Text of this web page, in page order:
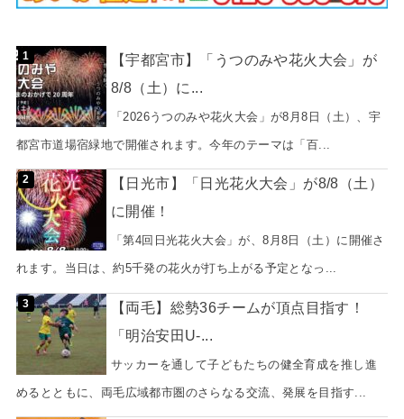
【宇都宮市】「うつのみや花火大会」が
8/8（土）に...
「2026うつのみや花火大会」が8月8日（土）、宇
都宮市道場宿緑地で開催されます。今年のテーマは「百...
【日光市】「日光花火大会」が8/8（土）
に開催！
「第4回日光花火大会」が、8月8日（土）に開催さ
れます。当日は、約5千発の花火が打ち上がる予定となっ...
【両毛】総勢36チームが頂点目指す！
「明治安田U-...
サッカーを通して子どもたちの健全育成を推し進
めるとともに、両毛広域都市圏のさらなる交流、発展を目指す...